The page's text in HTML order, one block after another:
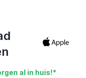
al in huis!*